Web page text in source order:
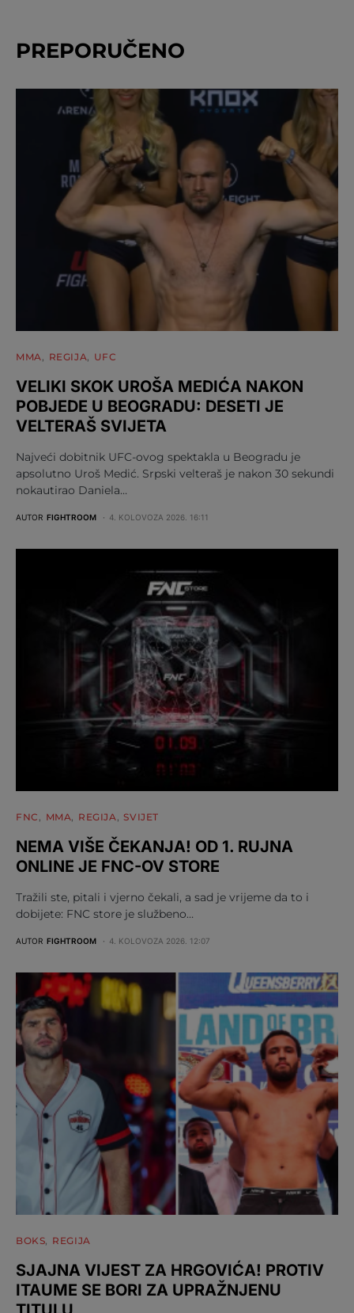
PREPORUČENO
MMA REGIJA UFC
VELIKI SKOK UROŠA MEDIĆA NAKON
POBJEDE U BEOGRADU: DESETI JE
VELTERAŠ SVIJETA
Najveći dobitnik UFC-ovog spektakla u Beogradu je
apsolutno Uroš Medić. Srpski velteraš je nakon 30 sekundi
nokautirao Daniela…
AUTOR FIGHTROOM 4. KOLOVOZA 2026. 16:11
FNC MMA REGIJA SVIJET
NEMA VIŠE ČEKANJA! OD 1. RUJNA
ONLINE JE FNC-OV STORE
Tražili ste, pitali i vjerno čekali, a sad je vrijeme da to i
dobijete: FNC store je službeno…
AUTOR FIGHTROOM 4. KOLOVOZA 2026. 12:07
BOKS REGIJA
SJAJNA VIJEST ZA HRGOVIĆA! PROTIV
ITAUME SE BORI ZA UPRAŽNJENU